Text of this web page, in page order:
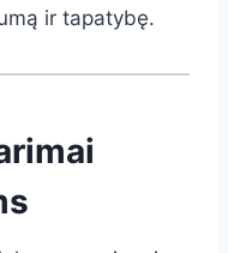
ir tapatybę.